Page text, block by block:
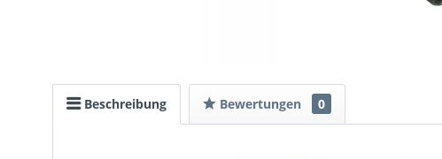
Beschreibung Bewertungen 0